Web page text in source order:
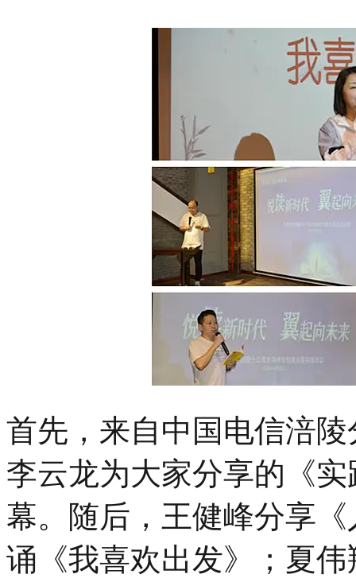
首先，来自中国电信涪
李云龙为大家分享的《
幕。随后，王健峰分享
诵《我喜欢出发》；夏